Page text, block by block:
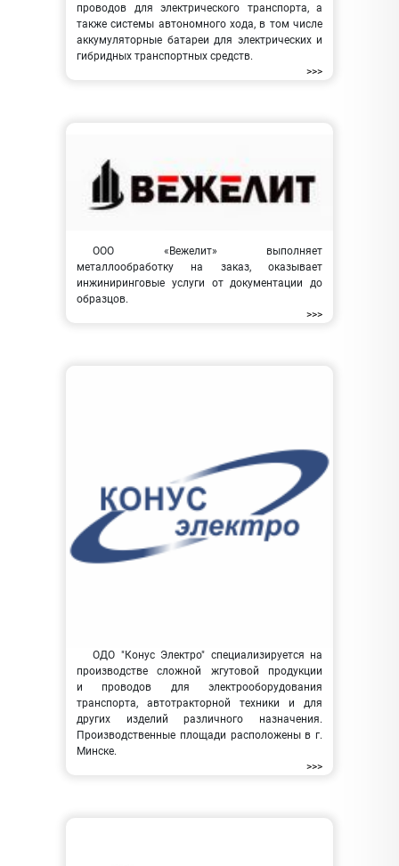
проводов для электрического транспорта, а
также системы автономного хода, в том числе
аккумуляторные батареи для электрических и
гибридных транспортных средств.
>>>
ООО «Вежелит» выполняет
металлообработку на заказ, оказывает
инжиниринговые услуги от документации до
образцов.
>>>
ОДО "Конус Электро" специализируется на
производстве сложной жгутовой продукции
и проводов для электрооборудования
транспорта, автотракторной техники и для
других изделий различного назначения.
Производственные площади расположены в г.
Минске.
>>>